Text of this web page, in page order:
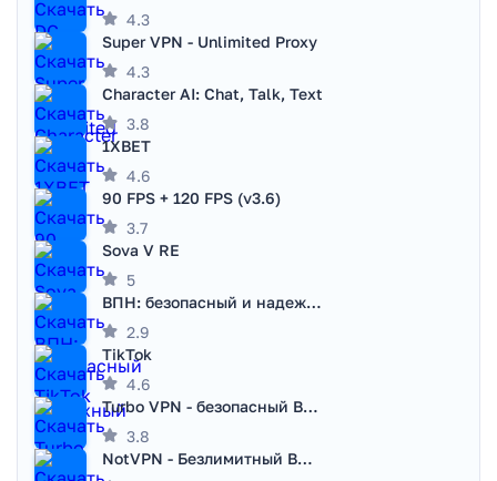
4.3
Super VPN - Unlimited Proxy
4.3
Character AI: Chat, Talk, Text
3.8
1XBET
4.6
90 FPS + 120 FPS (v3.6)
3.7
Sova V RE
5
ВПН: безопасный и надежный VPN
2.9
TikTok
4.6
Turbo VPN - безопасный ВПН
3.8
NotVPN - Безлимитный ВПН | VPN